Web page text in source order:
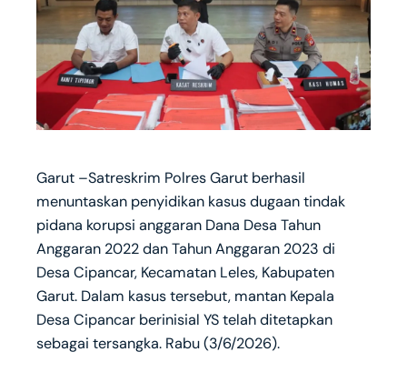
Garut –Satreskrim Polres Garut berhasil
menuntaskan penyidikan kasus dugaan tindak
pidana korupsi anggaran Dana Desa Tahun
Anggaran 2022 dan Tahun Anggaran 2023 di
Desa Cipancar, Kecamatan Leles, Kabupaten
Garut. Dalam kasus tersebut, mantan Kepala
Desa Cipancar berinisial YS telah ditetapkan
sebagai tersangka. Rabu (3/6/2026).